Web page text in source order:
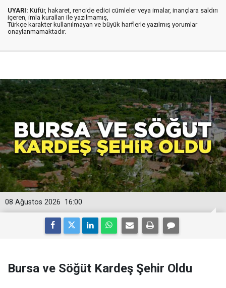
UYARI: Küfür, hakaret, rencide edici cümleler veya imalar, inançlara saldırı
içeren, imla kuralları ile yazılmamış,
Türkçe karakter kullanılmayan ve büyük harflerle yazılmış yorumlar
onaylanmamaktadır.
16:00
08 Ağustos 2026
Bursa ve Söğüt Kardeş Şehir Oldu